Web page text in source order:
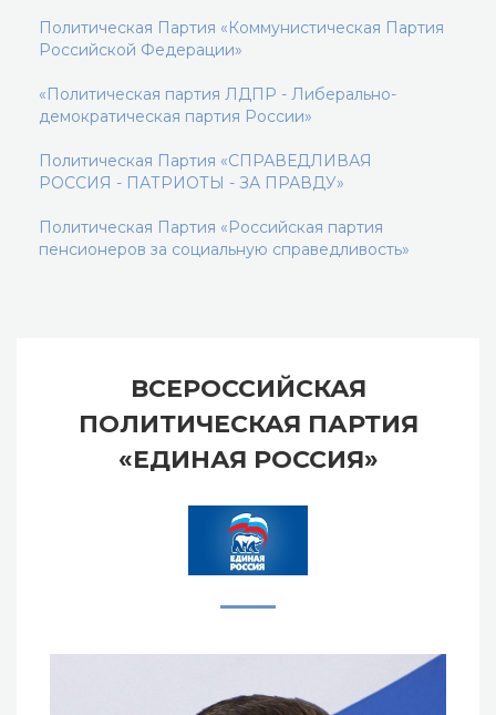
Политическая Партия «Коммунистическая Партия
Российской Федерации»
«Политическая партия ЛДПР - Либерально-
демократическая партия России»
Политическая Партия «СПРАВЕДЛИВАЯ
РОССИЯ - ПАТРИОТЫ - ЗА ПРАВДУ»
Политическая Партия «Российская партия
пенсионеров за социальную справедливость»
ВСЕРОССИЙСКАЯ
ПОЛИТИЧЕСКАЯ ПАРТИЯ
«ЕДИНАЯ РОССИЯ»